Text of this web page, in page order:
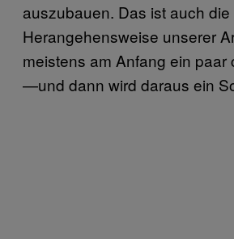
auszubauen. Das ist auch die
Herangehensweise unserer
meistens am Anfang ein paar
—und dann wird daraus ein